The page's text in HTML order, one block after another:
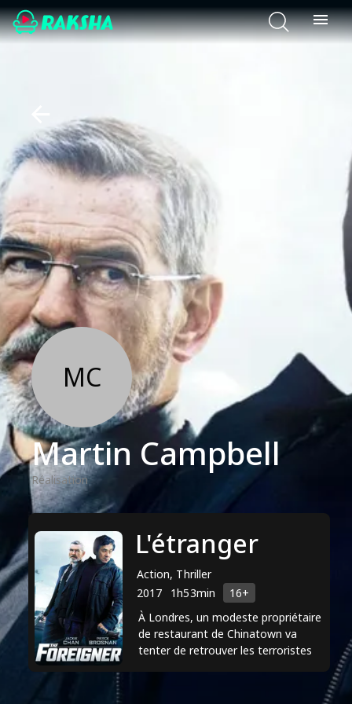
MC
Martin Campbell
Réalisation
L'étranger
Action, Thriller
2017
1h53min
16+
À Londres, un modeste propriétaire
de restaurant de Chinatown va
tenter de retrouver les terroristes